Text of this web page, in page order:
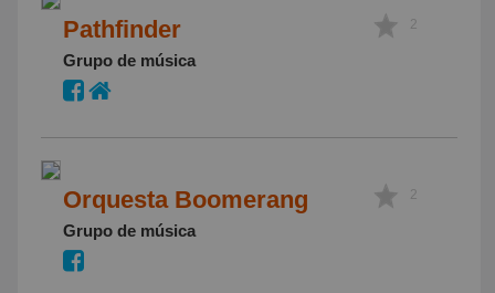
Pathfinder
Grupo de música
2
Orquesta Boomerang
Grupo de música
2